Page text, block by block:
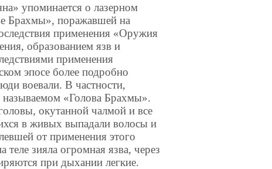
упоминается о ла­зерном
Брахмы», поражавшей на
применения «Оружия
образованием язв и
применения
эпосе более подробно
воевали. В частности,
называемом «Голова Брахмы».
окутанной чалмой и все
в живых выпадали волосы и
от применения этого
зияла огромная язва, через
при дыхании легкие.